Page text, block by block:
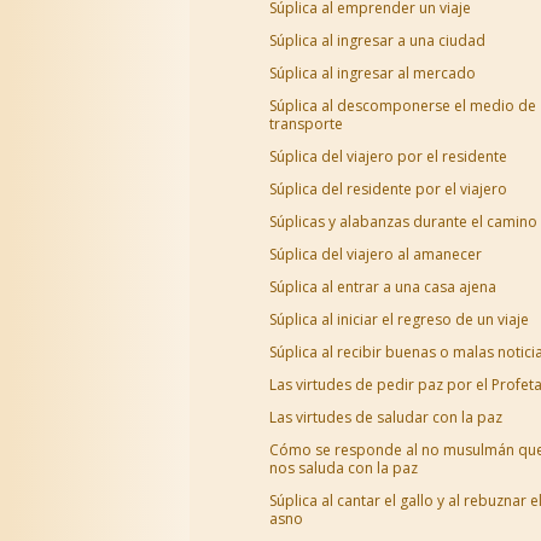
Súplica al emprender un viaje
Súplica al ingresar a una ciudad
Súplica al ingresar al mercado
Súplica al descomponerse el medio de
transporte
Súplica del viajero por el residente
Súplica del residente por el viajero
Súplicas y alabanzas durante el camino
Súplica del viajero al amanecer
Súplica al entrar a una casa ajena
Súplica al iniciar el regreso de un viaje
Súplica al recibir buenas o malas
Las virtudes de pedir paz por el Profeta
Las virtudes de saludar con la paz
Cómo se responde al no musulmán
nos saluda con la paz
Súplica al cantar el gallo y al rebuznar el
asno